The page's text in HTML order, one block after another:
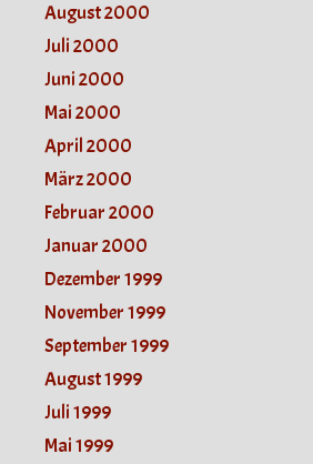
August 2000
Juli 2000
Juni 2000
Mai 2000
April 2000
März 2000
Februar 2000
Januar 2000
Dezember 1999
November 1999
September 1999
August 1999
Juli 1999
Mai 1999